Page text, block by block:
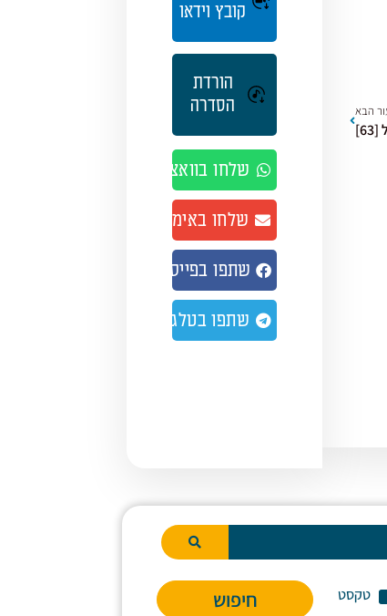
הבא
קובץ וידאו
הורדת
הסדרה
שלחו בוואצאפ
שלחו באימייל
שתפו בפייסבוק
שתפו בטלגרם
טקסט חיפוש